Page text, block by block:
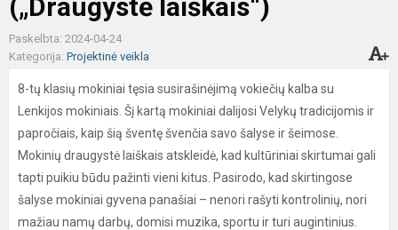
(„Draugystė laiškais“)
Paskelbta: 2024-04-24
Kategorija: Projektinė veikla
8-tų klasių mokiniai tęsia susirašinėjimą vokiečių kalba su
Lenkijos mokiniais. Šį kartą mokiniai dalijosi Velykų tradicijomis ir
papročiais, kaip šią šventę švenčia savo šalyse ir šeimose.
Mokinių draugystė laiškais atskleidė, kad kultūriniai skirtumai gali
tapti puikiu būdu pažinti vieni kitus. Pasirodo, kad skirtingose
šalyse mokiniai gyvena panašiai – nenori rašyti kontrolinių, nori
mažiau namų darbų, domisi muzika, sportu ir turi augintinius.